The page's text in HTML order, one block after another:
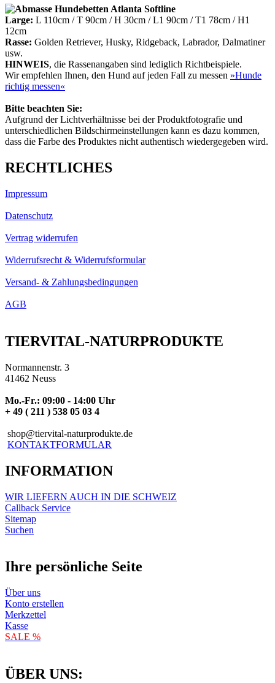
Large: L 110cm / T 90cm / H 30cm / L1 90cm / T1 78cm / H1
12cm
Rasse: Golden Retriever, Husky, Ridgeback, Labrador, Dalmatiner
usw.
HINWEIS, die Rassenangaben sind lediglich Richtbeispiele.
Wir empfehlen Ihnen, den Hund auf jeden Fall zu messen »Hunde
richtig messen«
Bitte beachten Sie:
Aufgrund der Lichtverhältnisse bei der Produktfotografie und
unterschiedlichen Bildschirmeinstellungen kann es dazu kommen,
dass die Farbe des Produktes nicht authentisch wiedergegeben wird.
RECHTLICHES
Impressum
Datenschutz
Vertrag widerrufen
Widerrufsrecht & Widerrufsformular
Versand- & Zahlungsbedingungen
AGB
TIERVITAL-NATURPRODUKTE
Normannenstr. 3
41462 Neuss
Mo.-Fr.: 09:00 - 14:00 Uhr
+ 49 ( 211 ) 538 05 03 4
shop@tiervital-naturprodukte.de
KONTAKTFORMULAR
INFORMATION
WIR LIEFERN AUCH IN DIE SCHWEIZ
Callback Service
Sitemap
Suchen
Ihre persönliche Seite
Über uns
Konto erstellen
Merkzettel
Kasse
SALE %
ÜBER UNS: